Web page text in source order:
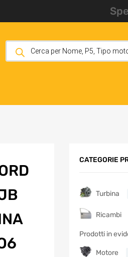
CATEGORIE
Turbina
Ricambi
Prodotti in
Motore